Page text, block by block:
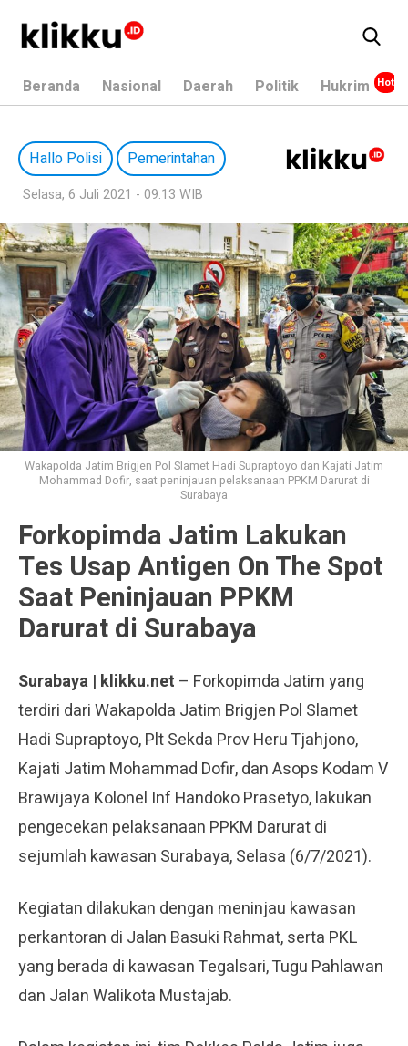
Beranda Nasional Daerah Politik Hukrim
Hallo Polisi Pemerintahan
Selasa, 6 Juli 2021 - 09:13 WIB
Wakapolda Jatim Brigjen Pol Slamet Hadi Supraptoyo dan Kajati Jatim
Mohammad Dofir, saat peninjauan pelaksanaan PPKM Darurat di
Surabaya
Forkopimda Jatim Lakukan
Tes Usap Antigen On The Spot
Saat Peninjauan PPKM
Darurat di Surabaya
Surabaya | klikku.net – Forkopimda Jatim yang
terdiri dari Wakapolda Jatim Brigjen Pol Slamet
Hadi Supraptoyo, Plt Sekda Prov Heru Tjahjono,
Kajati Jatim Mohammad Dofir, dan Asops Kodam V
Brawijaya Kolonel Inf Handoko Prasetyo, lakukan
pengecekan pelaksanaan PPKM Darurat di
sejumlah kawasan Surabaya, Selasa (6/7/2021).
Kegiatan dilakukan dengan meninjau kawasan
perkantoran di Jalan Basuki Rahmat, serta PKL
yang berada di kawasan Tegalsari, Tugu Pahlawan
dan Jalan Walikota Mustajab.